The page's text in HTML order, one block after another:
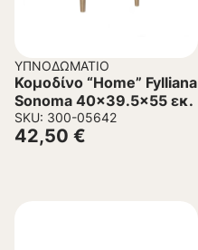
ΥΠΝΟΔΩΜΆΤΙΟ
Κομοδίνο “Home” Fylliana
Sonoma 40×39.5×55 εκ.
SKU: 300-05642
42,50 €